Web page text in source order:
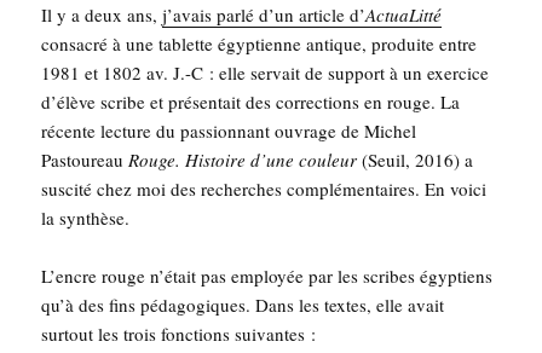
Il y a deux ans,j’avais par­lé d’un article d’Actua­Lit­té
consa­cré à une tablette égyp­tienne antique, pro­duite entre
1981 et 1802 av. J.-C : elle ser­vait de sup­port à un exer­cice
d’élève scribe et pré­sen­tait des cor­rec­tions en rouge. La
récente lec­ture du pas­sion­nant ouvrage de Michel
Pas­tou­reau Rouge. His­toire d’une cou­leur (Seuil, 2016) a
sus­ci­té chez moi des recherches com­plé­men­taires. En voi­ci
la synthèse.
L’encre rouge n’était pas employée par les scribes égyp­tiens
qu’à des fins péda­go­giques. Dans les textes, elle avait
sur­tout les trois fonc­tions suivantes :